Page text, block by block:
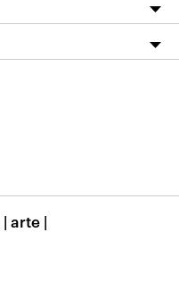
| arte |